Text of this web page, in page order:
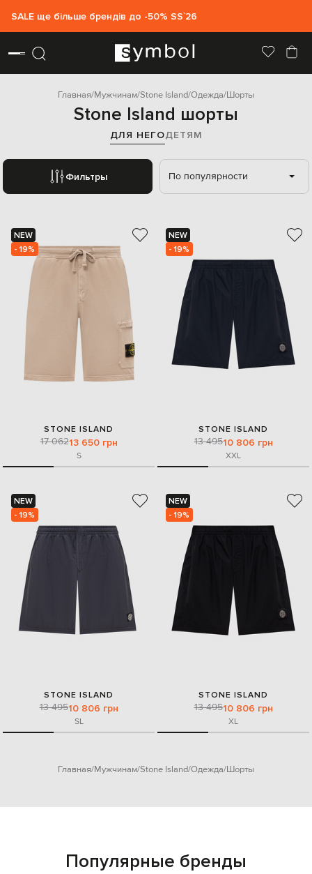
SALE ще більше брендів до -50% SS`26
Главная Мужчинам Stone Island Одежда Шорты
Stone Island шорты
ДЛЯ НЕГОДЕТЯМ
Фильтры По популярности
NEW
- 19%
STONE ISLAND
17 06213 650 грн
S
NEW
- 19%
STONE ISLAND
13 49510 806 грн
XXL
NEW
- 19%
STONE ISLAND
13 49510 806 грн
SL
NEW
- 19%
STONE ISLAND
13 49510 806 грн
XL
Главная Мужчинам Stone Island Одежда Шорты
Популярные бренды